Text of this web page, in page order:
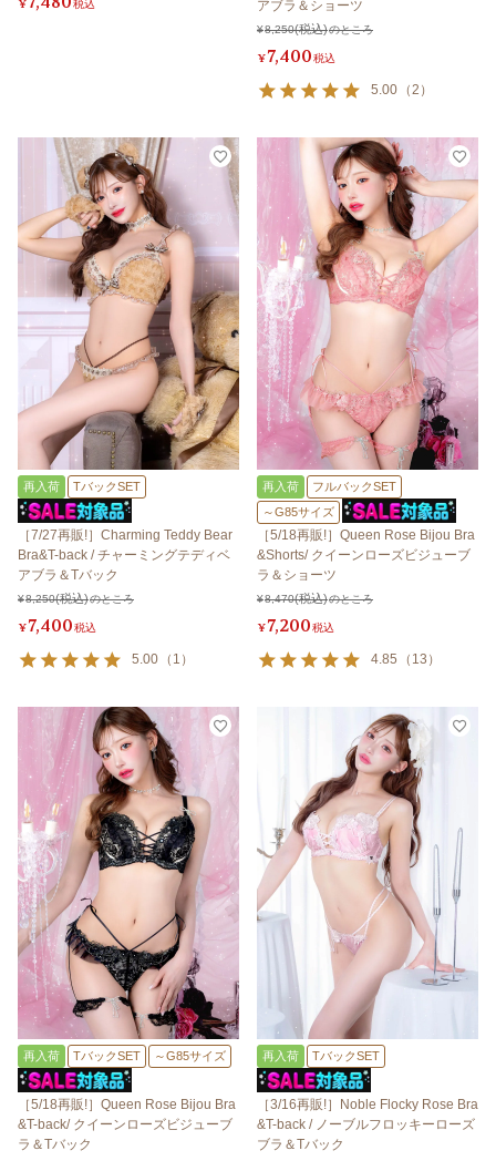
¥ 税込 アブラ＆ショーツ
¥8,250 のところ
¥7,400税込
5.00 （2 ）
再入荷 TバックSET
［7/27再販!］Charming Teddy Bear
Bra&T-back / チャーミングテディベ
アブラ＆Tバック
¥8,250 のところ
¥7,400税込
5.00 （ 1 ）
再入荷
フルバックSET
～G85サイズ
［5/18再販!］Queen Rose Bijou Bra
&Shorts/ クイーンローズビジューブ
ラ＆ショーツ
¥8,470 のところ
¥7,200税込
4.85 （ 13 ）
再入荷 TバックSET ～G85サイズ
［5/18再販!］Queen Rose Bijou Bra
&T-back/ クイーンローズビジューブ
ラ＆Tバック
再入荷 TバックSET
［3/16再販!］Noble Flocky Rose Bra
&T-back / ノーブルフロッキーローズ
ブラ＆Tバック